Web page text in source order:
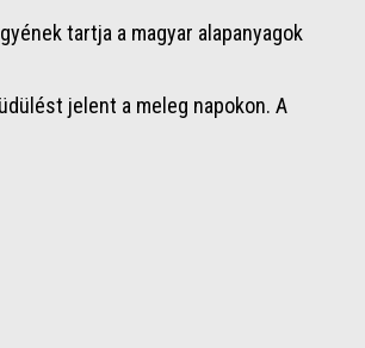
tartja a magyar alapanyagok
jelent a meleg napokon. A